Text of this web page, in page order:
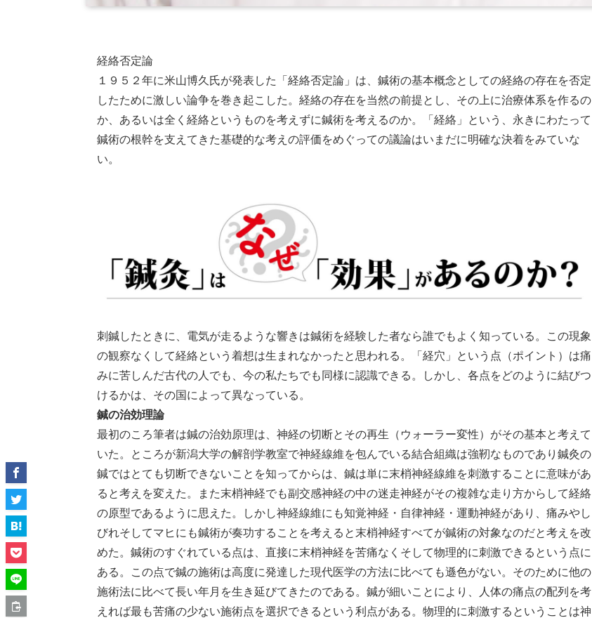
経絡否定論
１９５２年に米山博久氏が発表した「経絡否定論」は、鍼術の基本概念としての経絡の存在を否定
したために激しい論争を巻き起こした。経絡の存在を当然の前提とし、その上に治療体系を作るの
か、あるいは全く経絡というものを考えずに鍼術を考えるのか。「経絡」という、永きにわたって
鍼術の根幹を支えてきた基礎的な考えの評価をめぐっての議論はいまだに明確な決着をみていな
い。
刺鍼したときに、電気が走るような響きは鍼術を経験した者なら誰でもよく知っている。この現象
の観察なくして経絡という着想は生まれなかったと思われる。「経穴」という点（ポイント）は痛
みに苦しんだ古代の人でも、今の私たちでも同様に認識できる。しかし、各点をどのように結びつ
けるかは、その国によって異なっている。
鍼の治効理論
最初のころ筆者は鍼の治効原理は、神経の切断とその再生（ウォーラー変性）がその基本と考えて
いた。ところが新潟大学の解剖学教室で神経線維を包んでいる結合組織は強靭なものであり鍼灸の
鍼ではとても切断できないことを知ってからは、鍼は単に末梢神経線維を刺激することに意味があ
ると考えを変えた。また末梢神経でも副交感神経の中の迷走神経がその複雑な走り方からして経絡
の原型であるように思えた。しかし神経線維にも知覚神経・自律神経・運動神経があり、痛みやし
びれそしてマヒにも鍼術が奏功することを考えると末梢神経すべてが鍼術の対象なのだと考えを改
めた。鍼術のすぐれている点は、直接に末梢神経を苦痛なくそして物理的に刺激できるという点に
ある。この点で鍼の施術は高度に発達した現代医学の方法に比べても遜色がない。そのために他の
施術法に比べて長い年月を生き延びてきたのである。鍼が細いことにより、人体の痛点の配列を考
えれば最も苦痛の少ない施術点を選択できるという利点がある。物理的に刺激するということは神